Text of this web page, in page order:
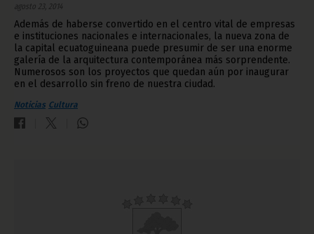
agosto 23, 2014
Además de haberse convertido en el centro vital de empresas
e instituciones nacionales e internacionales, la nueva zona de
la capital ecuatoguineana puede presumir de ser una enorme
galería de la arquitectura contemporánea más sorprendente.
Numerosos son los proyectos que quedan aún por inaugurar
en el desarrollo sin freno de nuestra ciudad.
Noticias Cultura